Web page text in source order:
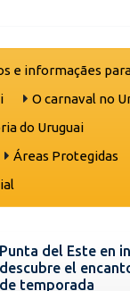
e informaçães
O carnaval no
do Uruguai
Áreas Protegidas
Punta del Este en
descubre el
de temporada